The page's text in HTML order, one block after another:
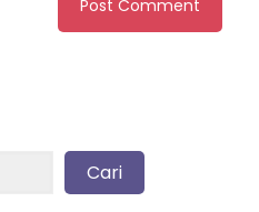
Cari